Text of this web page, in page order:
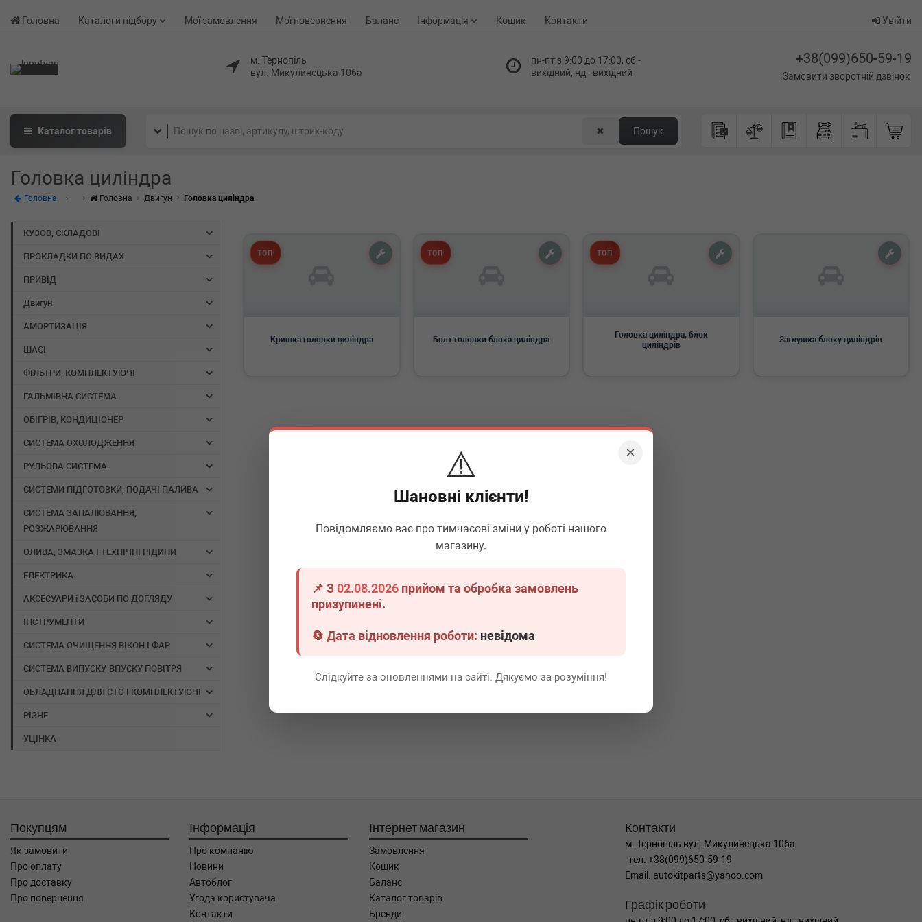
×
⚠️
Шановні клієнти!
Повідомляємо вас про тимчасові зміни у роботі нашого
магазину.
📌 З02.08.2026 прийом та обробка замовлень
призупинені.
🔄 Дата відновлення роботи: невідома
Слідкуйте за оновленнями на сайті. Дякуємо за розуміння!
Головна Каталоги підбору Мої замовлення Мої повернення Баланс Інформація Кошик Контакти Увійти
м. Тернопіль
вул. Микулинецька 106а
пн-пт з 9:00 до 17:00, сб -
вихідний, нд - вихідний
+38(099)650-59-19
Замовити зворотній дзвінок
Каталогтоварів ✖ Пошук
Головка циліндра
Головна Головна Двигун Головка циліндра
КУЗОВ, СКЛАДОВІ
ПРОКЛАДКИ ПО ВИДАХ
ПРИВІД
Двигун
АМОРТИЗАЦІЯ
ШАСІ
ФІЛЬТРИ, КОМПЛЕКТУЮЧІ
ГАЛЬМІВНА СИСТЕМА
ОБІГРІВ, КОНДИЦІОНЕР
СИСТЕМА ОХОЛОДЖЕННЯ
РУЛЬОВА СИСТЕМА
СИСТЕМИ ПІДГОТОВКИ, ПОДАЧІ ПАЛИВА
СИСТЕМА ЗАПАЛЮВАННЯ,
РОЗЖАРЮВАННЯ
ОЛИВА, ЗМАЗКА І ТЕХНІЧНІ РІДИНИ
ЕЛЕКТРИКА
АКСЕСУАРИ і ЗАСОБИ ПО ДОГЛЯДУ
ІНСТРУМЕНТИ
СИСТЕМА ОЧИЩЕННЯ ВІКОН І ФАР
СИСТЕМА ВИПУСКУ, ВПУСКУ ПОВІТРЯ
ОБЛАДНАННЯ ДЛЯ СТО І КОМПЛЕКТУЮЧІ
РІЗНЕ
УЦІНКА
ТОП
Кришка головки циліндра
ТОП
Болт головки блока циліндра
ТОП
Головка циліндра, блок
циліндрів
Заглушка блоку циліндрів
Покупцям
Як замовити
Про оплату
Про доставку
Про повернення
Інформація
Про компанію
Новини
Автоблог
Угода користувача
Контакти
Інтернет магазин
Замовлення
Кошик
Баланс
Каталог товарів
Бренди
Контакти
м. Тернопіль вул. Микулинецька 106а
тел. +38(099)650-59-19
Email. autokitparts@yahoo.com
Графік роботи